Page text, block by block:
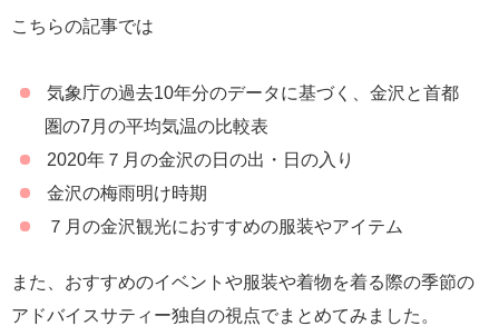
こちらの記事では
気象庁の過去10年分のデータに基づく、金沢と首都
圏の7月の平均気温の比較表
2020年７月の金沢の日の出・日の入り
金沢の梅雨明け時期
７月の金沢観光におすすめの服装やアイテム
また、おすすめのイベントや服装や着物を着る際の季節の
アドバイスサティー独自の視点でまとめてみました。